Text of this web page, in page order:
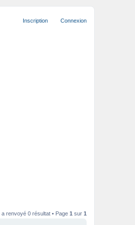
Connexion
Inscription
renvoyé 0 résultat • Page 1 sur 1